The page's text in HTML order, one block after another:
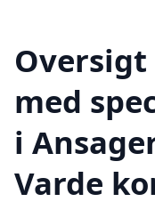
med
i
Varde